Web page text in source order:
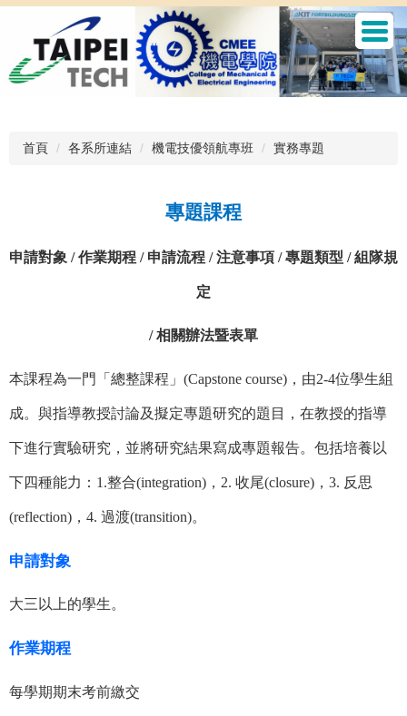
要
首頁
各系所連結 機電技優領航專班 實務專題
專題課程
申請對象 / 作業期程 / 申請流程 / 注意事項 / 專題類型 / 組隊規
定
/相關辦法暨表單
本課程為一門「總整課程」(Capstone course)，由2-4位學生組
成。與指導教授討論及擬定專題研究的題目，在教授的指導
下進行實驗研究，並將研究結果寫成專題報告。包括培養以
下四種能力：1.整合(integration)，2. 收尾(closure)，3. 反思
(reflection)，4. 過渡(transition)。
申請對象
大三以上的學生。
作業期程
每學期期末考前繳交